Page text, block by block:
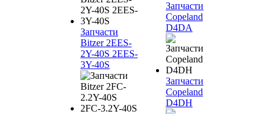
Запчасти
Bitzer 2EES-
2Y-40S 2EES-
3Y-40S
Запчасти
Copeland
D4DA
Запчасти
Copeland
D4DH